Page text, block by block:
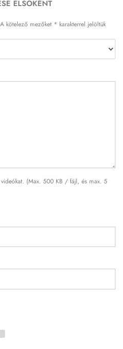
ELSŐKÉNT
A kötelező mezőket * karakterrel jelöltük
(Max. 500 KB / fájl, és max. 5